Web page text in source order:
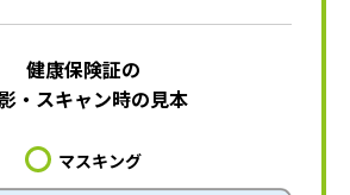
健康保険証の
・スキャン時の見本
マスキング